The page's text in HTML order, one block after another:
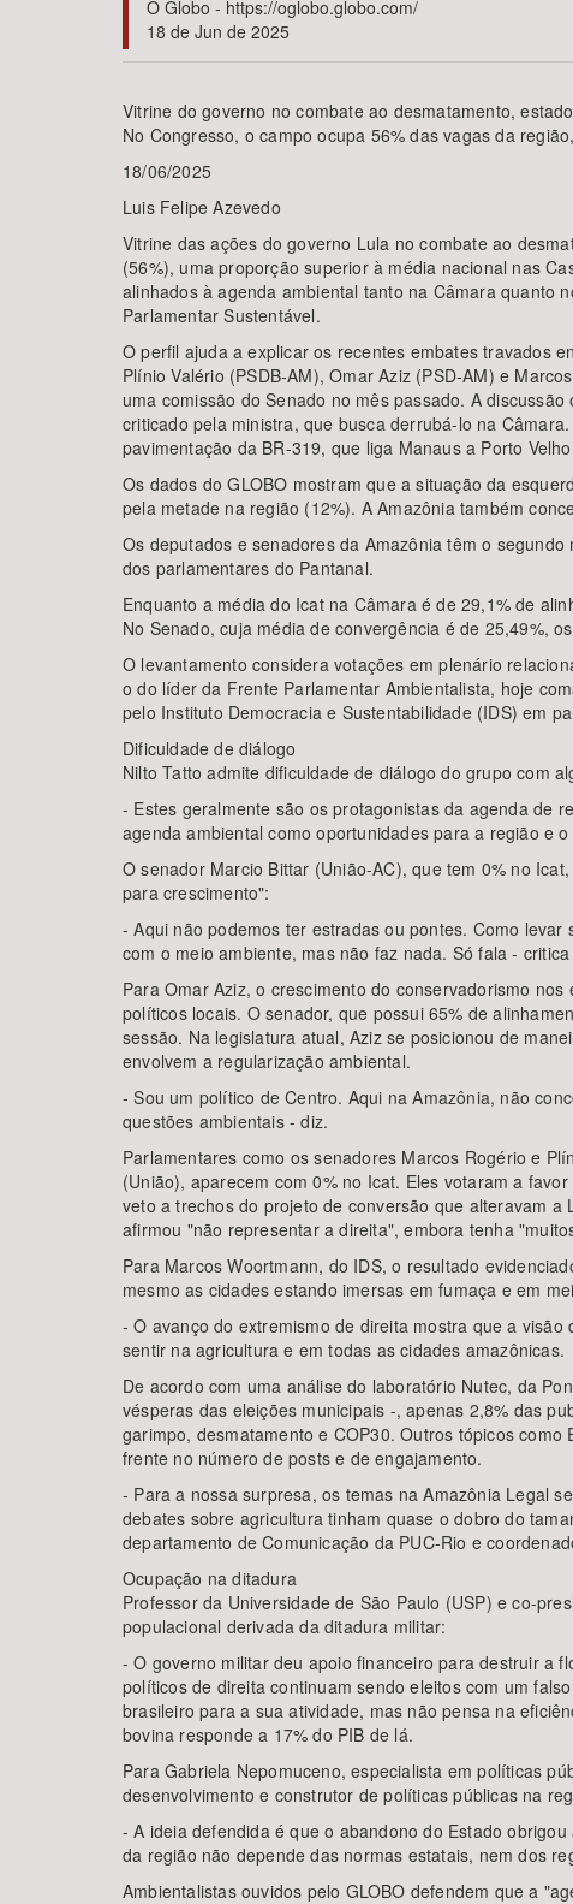
Área de Levantamento
O Globo - https://oglobo.globo.com/
18 de Jun de 2025
Vitrine do governo no combate ao desmatamento,
No Congresso, o campo ocupa 56% das vagas da
18/06/2025
Luis Felipe Azevedo
Vitrine das ações do governo Lula no combate ao
(56%), uma proporção superior à média nacional nas
alinhados à agenda ambiental tanto na Câmara quanto
Parlamentar Sustentável.
O perfil ajuda a explicar os recentes embates travados
Plínio Valério (PSDB-AM), Omar Aziz (PSD-AM) e
uma comissão do Senado no mês passado. A
criticado pela ministra, que busca derrubá-lo na
pavimentação da BR-319, que liga Manaus a Porto
Os dados do GLOBO mostram que a situação da
pela metade na região (12%). A Amazônia também
Os deputados e senadores da Amazônia têm o
dos parlamentares do Pantanal.
Enquanto a média do Icat na Câmara é de 29,1% de
No Senado, cuja média de convergência é de 25,49%,
O levantamento considera votações em plenário
o do líder da Frente Parlamentar Ambientalista, hoje
pelo Instituto Democracia e Sustentabilidade (IDS) em
Dificuldade de diálogo
Nilto Tatto admite dificuldade de diálogo do grupo com
- Estes geralmente são os protagonistas da agenda de
agenda ambiental como oportunidades para a região e o
O senador Marcio Bittar (União-AC), que tem 0% no
para crescimento":
- Aqui não podemos ter estradas ou pontes. Como
com o meio ambiente, mas não faz nada. Só fala -
Para Omar Aziz, o crescimento do conservadorismo
políticos locais. O senador, que possui 65% de
sessão. Na legislatura atual, Aziz se posicionou de
envolvem a regularização ambiental.
- Sou um político de Centro. Aqui na Amazônia, não
questões ambientais - diz.
Parlamentares como os senadores Marcos Rogério e
(União), aparecem com 0% no Icat. Eles votaram a
veto a trechos do projeto de conversão que alteravam
afirmou "não representar a direita", embora tenha
Para Marcos Woortmann, do IDS, o resultado
mesmo as cidades estando imersas em fumaça e em
- O avanço do extremismo de direita mostra que a
sentir na agricultura e em todas as cidades amazônicas.
De acordo com uma análise do laboratório Nutec, da
vésperas das eleições municipais -, apenas 2,8% das
garimpo, desmatamento e COP30. Outros tópicos
frente no número de posts e de engajamento.
- Para a nossa surpresa, os temas na Amazônia Legal
debates sobre agricultura tinham quase o dobro do
departamento de Comunicação da PUC-Rio e
Ocupação na ditadura
Professor da Universidade de São Paulo (USP) e co-
populacional derivada da ditadura militar:
- O governo militar deu apoio financeiro para destruir a
políticos de direita continuam sendo eleitos com um
brasileiro para a sua atividade, mas não pensa na
bovina responde a 17% do PIB de lá.
Para Gabriela Nepomuceno, especialista em políticas
desenvolvimento e construtor de políticas públicas na
- A ideia defendida é que o abandono do Estado
da região não depende das normas estatais, nem dos
Ambientalistas ouvidos pelo GLOBO defendem que a